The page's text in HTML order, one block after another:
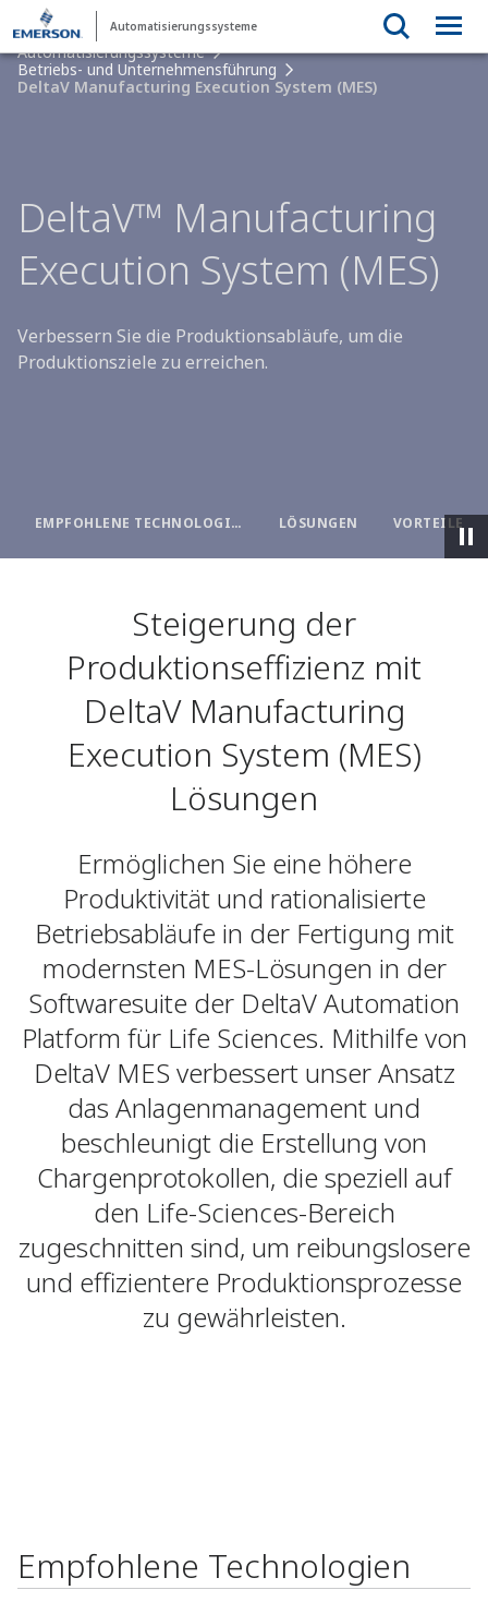
Automatisierungssysteme
Automatisierungssysteme
Betriebs- und Unternehmensführung
DeltaV Manufacturing Execution System (MES)
DeltaV™ Manufacturing
Execution System (MES)
Verbessern Sie die Produktionsabläufe, um die
Produktionsziele zu erreichen.
EMPFOHLENE TECHNOLOGIEN LÖSUNGEN VORTEILE
Steigerung der
Produktionseffizienz mit
DeltaV Manufacturing
Execution System (MES)
Lösungen
Ermöglichen Sie eine höhere
Produktivität und rationalisierte
Betriebsabläufe in der Fertigung mit
modernsten MES-Lösungen in der
Softwaresuite der DeltaV Automation
Platform für Life Sciences. Mithilfe von
DeltaV MES verbessert unser Ansatz
das Anlagenmanagement und
beschleunigt die Erstellung von
Chargenprotokollen, die speziell auf
den Life-Sciences-Bereich
zugeschnitten sind, um reibungslosere
und effizientere Produktionsprozesse
zu gewährleisten.
Empfohlene Technologien